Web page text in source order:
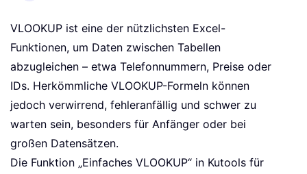
VLOOKUP ist eine der nützlichsten Excel-
Funktionen, um Daten zwischen Tabellen
abzugleichen – etwa Telefonnummern, Preise oder
IDs. Herkömmliche VLOOKUP-Formeln können
jedoch verwirrend, fehleranfällig und schwer zu
warten sein, besonders für Anfänger oder bei
großen Datensätzen.
Die Funktion „Einfaches VLOOKUP“ in Kutools für